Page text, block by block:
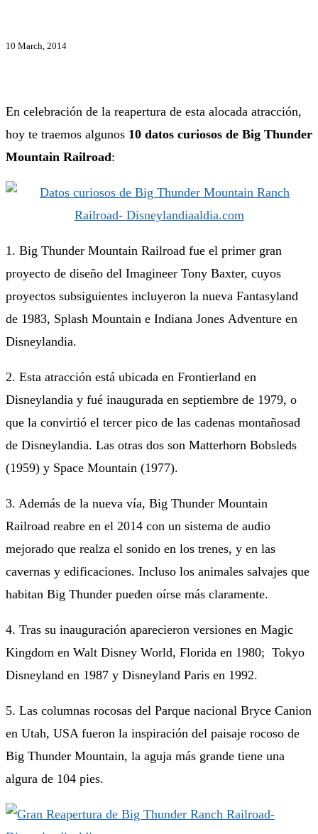
10 March, 2014
En celebración de la reapertura de esta alocada atracción,
hoy te traemos algunos 10 datos curiosos de Big Thunder
Mountain Railroad:
1. Big Thunder Mountain Railroad fue el primer gran
proyecto de diseño del Imagineer Tony Baxter, cuyos
proyectos subsiguientes incluyeron la nueva Fantasyland
de 1983, Splash Mountain e Indiana Jones Adventure en
Disneylandia.
2. Esta atracción está ubicada en Frontierland en
Disneylandia y fué inaugurada en septiembre de 1979, o
que la convirtió el tercer pico de las cadenas montañosad
de Disneylandia. Las otras dos son Matterhorn Bobsleds
(1959) y Space Mountain (1977).
3. Además de la nueva vía, Big Thunder Mountain
Railroad reabre en el 2014 con un sistema de audio
mejorado que realza el sonido en los trenes, y en las
cavernas y edificaciones. Incluso los animales salvajes que
habitan Big Thunder pueden oírse más claramente.
4. Tras su inauguración aparecieron versiones en Magic
Kingdom en Walt Disney World, Florida en 1980; Tokyo
Disneyland en 1987 y Disneyland Paris en 1992.
5. Las columnas rocosas del Parque nacional Bryce Canion
en Utah, USA fueron la inspiración del paisaje rocoso de
Big Thunder Mountain, la aguja más grande tiene una
algura de 104 pies.